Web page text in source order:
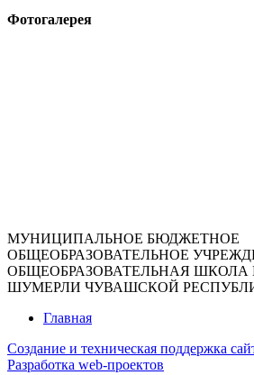
Фотогалерея
МУНИЦИПАЛЬНОЕ БЮДЖЕТНОЕ
ОБЩЕОБРАЗОВАТЕЛЬНОЕ
ОБЩЕОБРАЗОВАТЕЛЬНАЯ ШКОЛА
ШУМЕРЛИ ЧУВАШСКОЙ
Главная
Создание и техническая поддержка
Разработка web-проектов